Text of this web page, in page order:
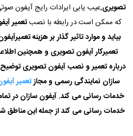
تصویری,عیب یابی ایرادات رایج آیفون
که ممکن است در رابطه با نصبتعمیر
بیاید و موارد تاثیر گذار بر هزینه
تعمیرکار آیفون تصویری و همچنین
درباره تعمیر و نصب آیفون تصویری
سازان نمایندگی رسمی و مجازتعمیر
خدمات رسانی می کند. آیفون سازان در
خدمات رسانی می کند از جمله این